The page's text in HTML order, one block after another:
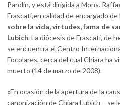
Parolin, y está dirigida a Mons.
Frascati,en calidad de encargado
sobre la vida, virtudes, fama de
Lubich. La diócesis de Frascati, de
se encuentra el Centro
Focolares, cerca del cual Chiara ha
muerto (14 de marzo de 2008).
«En ocasión de la apertura de la
canonización de Chiara Lubich – se